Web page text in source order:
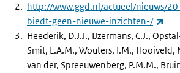
http://www.ggd.nl/actueel/nieuws/
biedt-geen-nieuwe-inzichten-/
Heederik, D.J.J., IJzermans, C.J.,
Smit, L.A.M., Wouters, I.M., Hooiveld,
van der, Spreeuwenberg, P.M.M.,